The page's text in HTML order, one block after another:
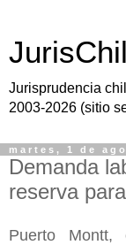
Jurisprudencia
2003-2026 (sitio
martes, 1 de
Demanda
reserva
Puerto